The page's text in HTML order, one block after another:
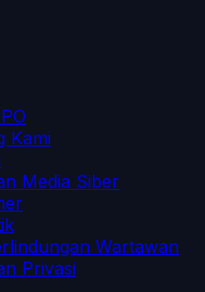
Kami
Media Siber
Wartawan
Privasi